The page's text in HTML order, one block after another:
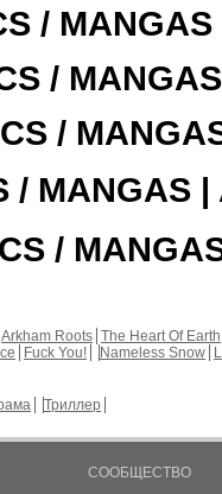
/
/
/
/ MANGAS |
/
Arkham Roots The Heart Of Earth
Fuck You! Nameless Snow
Триллер
СООБЩЕСТВО